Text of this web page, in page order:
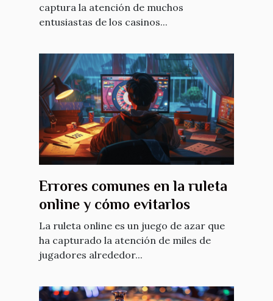
captura la atención de muchos
entusiastas de los casinos...
Errores comunes en la ruleta
online y cómo evitarlos
La ruleta online es un juego de azar que
ha capturado la atención de miles de
jugadores alrededor...